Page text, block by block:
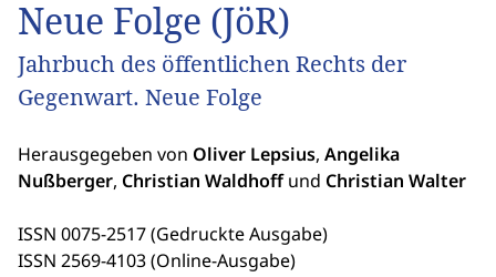
Neue Folge (JöR)
Jahrbuch des öffentlichen Rechts der
Gegenwart. Neue Folge
Herausgegeben von Oliver Lepsius, Angelika
Nußberger, Christian Waldhoffund Christian Walter
ISSN 0075-2517 (Gedruckte Ausgabe)
ISSN 2569-4103 (Online-Ausgabe)